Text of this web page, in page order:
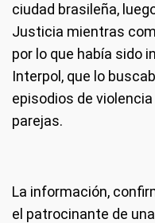
ciudad brasileña,
Justicia mientras
por lo que había sido
Interpol, que lo
episodios de
parejas.
La información,
el patrocinante de